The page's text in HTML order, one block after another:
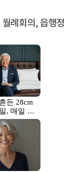
례회의, 읍행정